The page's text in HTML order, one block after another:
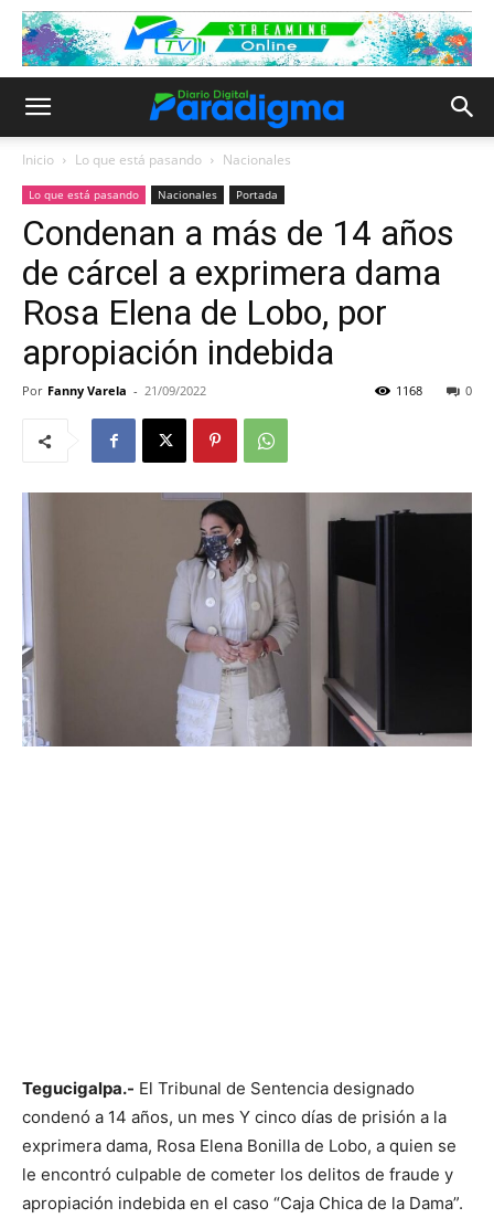
Inicio Lo que está pasando Nacionales
Lo que está pasando Nacionales Portada
Condenan a más de 14 años
de cárcel a exprimera dama
Rosa Elena de Lobo, por
apropiación indebida
Por Fanny Varela - 21/09/2022 0
1168
Tegucigalpa.- El Tribunal de Sentencia designado
condenó a 14 años, un mes Y cinco días de prisión a la
exprimera dama, Rosa Elena Bonilla de Lobo, a quien se
le encontró culpable de cometer los delitos de fraude y
apropiación indebida en el caso “Caja Chica de la Dama”.